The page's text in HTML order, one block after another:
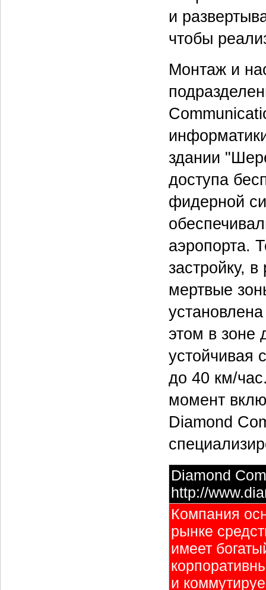
и
чтобы
Монтаж и
здании
доступа
фидерной
аэропорта.
застройку,
мертвые
этом в зоне
устойчивая
до 40 км/
момент
Diamond
Diamond
http://
Компания
рынке
имеет
и